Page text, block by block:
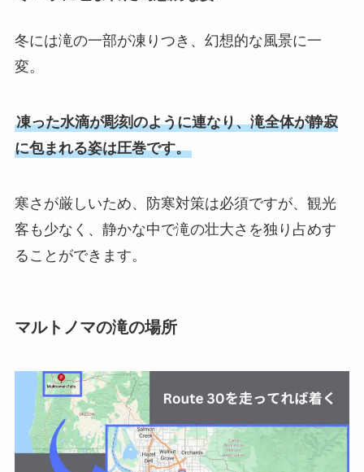
冬には滝の一部が凍りつき、幻想的な風景に一
変。
凍った水滴が彫刻のように連なり、滝全体が静寂
に包まれる姿は圧巻です。
寒さが厳しいため、防寒対策は必須ですが、観光
客も少なく、静かな中で滝の壮大さを独り占めす
ることができます。
マルトノマの滝の場所